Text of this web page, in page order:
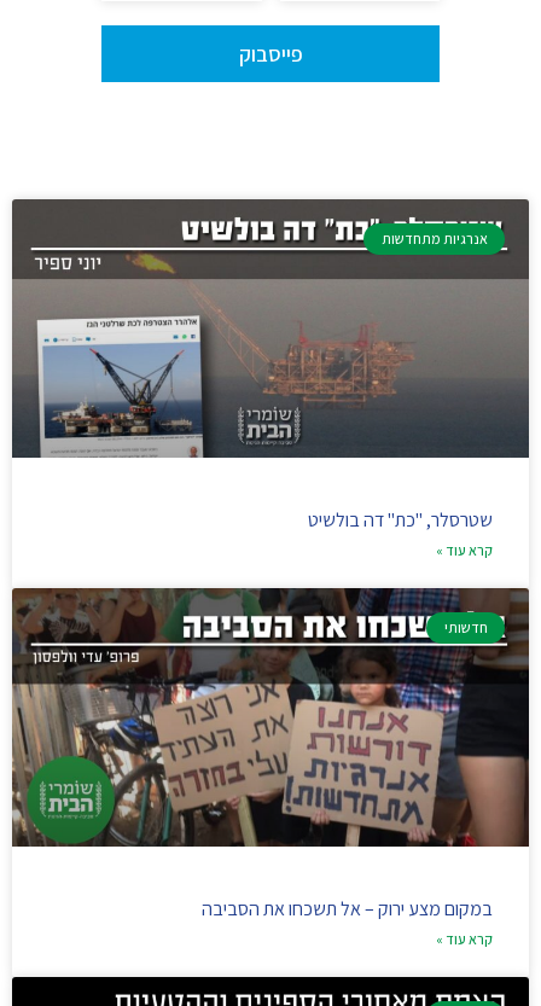
פייסבוק
אנרגיות מתחדשות
שטרסלר, "כת" דה בולשיט
קרא עוד »
חדשותי
במקום מצע ירוק – אל תשכחו את הסביבה
קרא עוד »